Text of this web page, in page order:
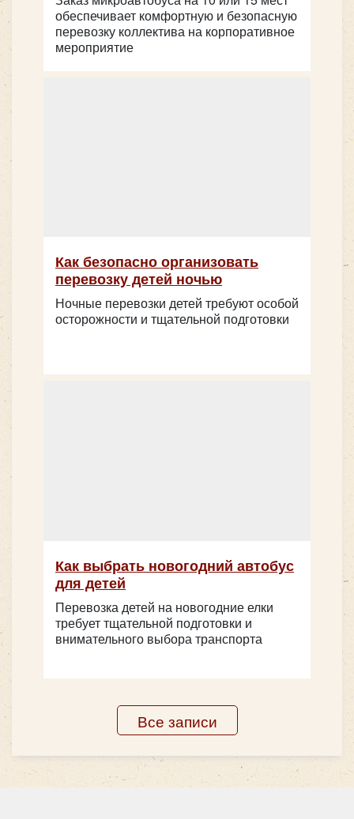
Цена от:2500 руб/час
Количество мест:53
Какой автобус можно арендовать в
нашей компании?
обеспечивает комфортную и безопасную
перевозку коллектива на корпоративное
мероприятие
Как безопасно организовать
перевозку детей ночью
Ночные перевозки детей требуют особой
осторожности и тщательной подготовки
Как выбрать новогодний автобус
для детей
Перевозка детей на новогодние елки
требует тщательной подготовки и
внимательного выбора транспорта
Все записи